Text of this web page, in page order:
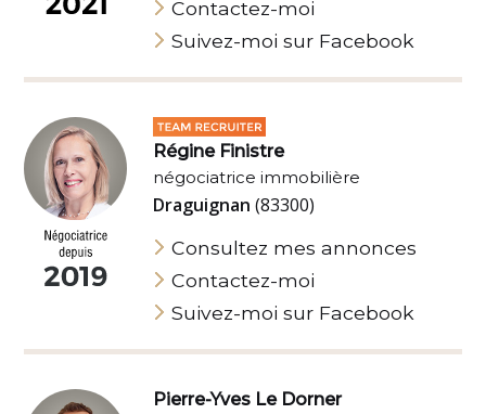
Contactez-moi
Suivez-moi sur Facebook
Régine Finistre
négociatrice immobilière
Draguignan(83300)
Consultez mes annonces
Contactez-moi
Suivez-moi sur Facebook
Pierre-Yves Le Dorner